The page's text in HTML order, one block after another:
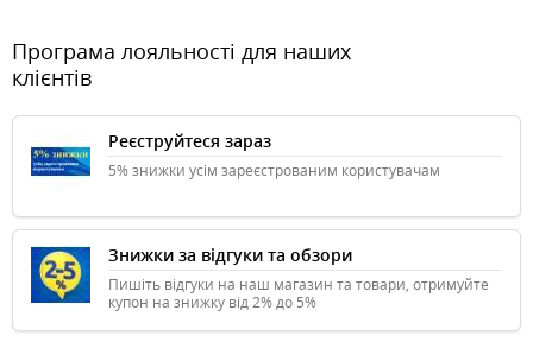
Програма лояльності для наших
клієнтів
Реєструйтеся зараз
5% знижки усім зареєстрованим користувачам
Знижки за відгуки та обзори
Пишіть відгуки на наш магазин та товари, отримуйте
купон на знижку від 2% до 5%